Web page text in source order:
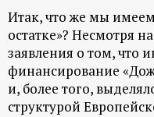
Итак, что же мы
остатке»? Несмотря
заявления о том, что
финансирование
и, более того,
структурой